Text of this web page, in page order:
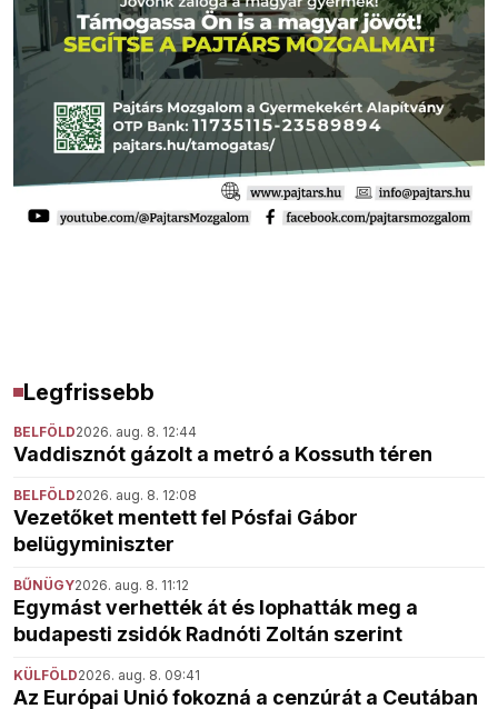
Legfrissebb
BELFÖLD2026. aug. 8. 12:44
Vaddisznót gázolt a metró a Kossuth téren
BELFÖLD2026. aug. 8. 12:08
Vezetőket mentett fel Pósfai Gábor
belügyminiszter
BŰNÜGY2026. aug. 8. 11:12
Egymást verhették át és lophatták meg a
budapesti zsidók Radnóti Zoltán szerint
KÜLFÖLD2026. aug. 8. 09:41
Az Európai Unió fokozná a cenzúrát a Ceutában